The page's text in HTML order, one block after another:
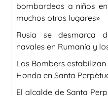
bombardeos a niños
muchos otros lugares»
Rusia se desmarca
navales en Rumanía y
Los Bombers
Honda en Santa
El alcalde de Santa